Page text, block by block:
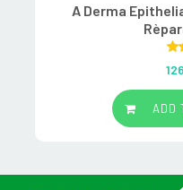
A Derma
ADD